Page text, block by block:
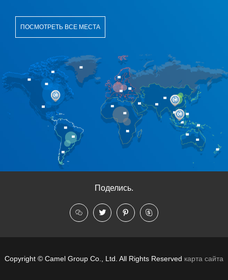
ПОСМОТРЕТЬ ВСЕ МЕСТА
Поделись.
Copyright © Camel Group Co., Ltd. All Rights Reserved карта сайта